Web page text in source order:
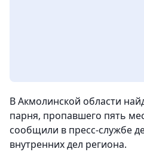
В Акмолинской области
парня, пропавшего пять
сообщили в пресс-службе
внутренних дел региона.